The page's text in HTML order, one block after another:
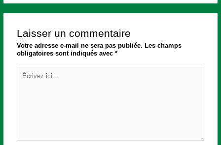
Laisser un commentaire
Votre adresse e-mail ne sera pas publiée. Les champs
obligatoires sont indiqués avec*
Écrivez
ici…